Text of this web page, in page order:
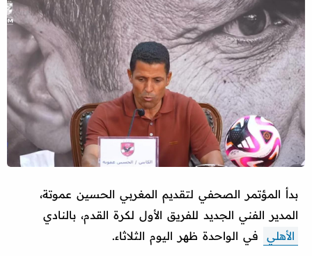
بدأ المؤتمر الصحفي لتقديم المغربي الحسين عموتة،
المدير الفني الجديد للفريق الأول لكرة القدم، بالنادي
الأهلي
في الواحدة ظهر اليوم الثلاثاء.